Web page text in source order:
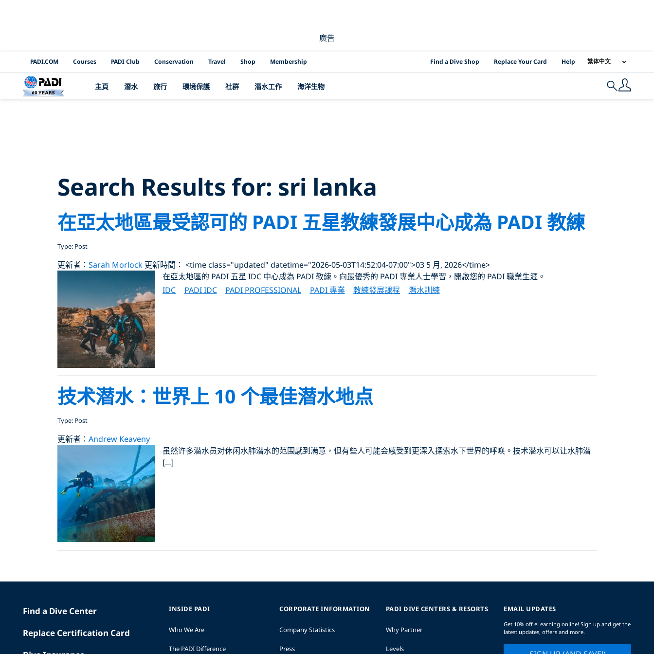
廣告
PADI Channels
PADI.COM Courses PADI Club Conservation Travel Shop Membership PADI Location Links
Find a Dive Shop Replace Your Card Help 繁体中文
主頁 潛水 旅行 環境保護 社群 潛水工作 海洋生物 Search
Search Results for: sri lanka
在亞太地區最受認可的 PADI 五星教練發展中心成為 PADI 教練
Type: Post
更新者： Sarah Morlock 更新時間： <time class="updated" datetime="2026-05-03T14:52:04-07:00">03 5 月, 2026</time>
在亞太地區的 PADI 五星 IDC 中心成為 PADI 教練。向最優秀的 PADI 專業人士學習，開啟您的 PADI 職業生涯。
IDC
PADI IDC PADI PROFESSIONAL PADI 專業 教練發展課程 潛水訓練
技术潜水：世界上 10 个最佳潜水地点
Type: Post
更新者： Andrew Keaveny
虽然许多潜水员对休闲水肺潜水的范围感到满意，但有些人可能会感受到更深入探索水下世界的呼唤。技术潜水可以让水肺潜
[…]
EMAIL UPDATES
Get 10% off eLearning online! Sign up and get the
latest updates, offers and more.
Find a Dive Center
Replace Certification Card
INSIDE PADI
Who We Are
The PADI Difference
CORPORATE INFORMATION
Company Statistics
Press
PADI DIVE CENTERS & RESORTS
Why Partner
Levels